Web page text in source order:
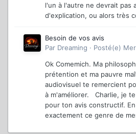
l'un à l'autre ne devrait pas
d'explication, ou alors très
Besoin de vos avis
Par Dreaming · Posté(e)
Ok Comemich. Ma
prétention et ma pauvre
audiovisuel te remercient
à m'améliorer. Charlie, je
pour ton avis constructif.
exactement ce genre de